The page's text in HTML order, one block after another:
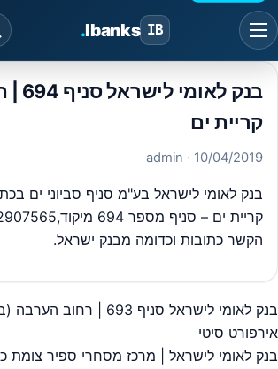
IB
Ibanks
.
קריית ים
10/04/2019
· admin
הקשר כתובות וכדומה מבנק ישראל.
ניווט
בנק לאומי לישראל סניף 693 |
אירפורט סיטי
בנק לאומי לישראל | מרכז מסחרי ספיר צומת